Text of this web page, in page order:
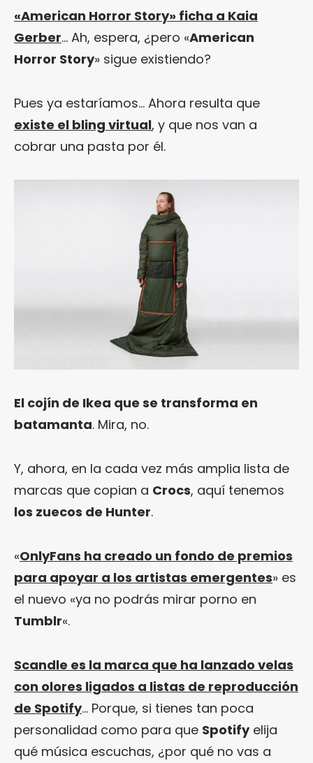
«American Horror Story» ficha a Kaia
Gerber… Ah, espera, ¿pero «American
Horror Story» sigue existiendo?
Pues ya estaríamos… Ahora resulta que
existe el bling virtual, y que nos van a
cobrar una pasta por él.
El cojín de Ikea que se transforma en
batamanta. Mira, no.
Y, ahora, en la cada vez más amplia lista de
marcas que copian a Crocs, aquí tenemos
los zuecos de Hunter.
«OnlyFans ha creado un fondo de premios
para apoyar a los artistas emergentes» es
el nuevo «ya no podrás mirar porno en
Tumblr«.
Scandle es la marca que ha lanzado velas
con olores ligados a listas de reproducción
de Spotify… Porque, si tienes tan poca
personalidad como para que Spotifyelija
qué música escuchas, ¿por qué no vas a